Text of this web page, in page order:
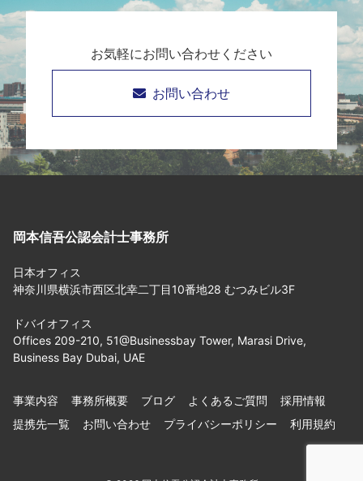
お気軽にお問い合わせください
お問い合わせ
岡本信吾公認会計士事務所
日本オフィス
神奈川県横浜市西区北幸二丁目10番地28 むつみビル3F
ドバイオフィス
Offices 209-210, 51@Businessbay Tower, Marasi Drive,
Business Bay Dubai, UAE
事業内容 事務所概要 ブログ よくあるご質問
採用情報
提携先一覧
お問い合わせ プライバシーポリシー 利用規約